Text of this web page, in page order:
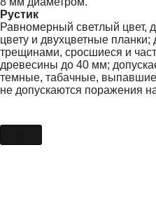
Рустик
Равномерный светлый цвет,
цвету и двухцветные
трещинами, сросшиеся и
древесины до 40 мм;
темные, табачные,
не допускаются поражения